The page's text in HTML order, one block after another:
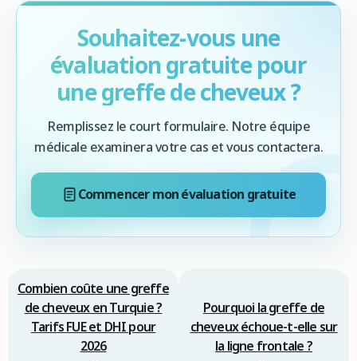
Souhaitez-vous une
évaluation gratuite pour
une greffe de cheveux ?
Remplissez le court formulaire. Notre équipe
médicale examinera votre cas et vous contactera.
Commencer mon évaluation gratuite
Combien coûte une greffe
de cheveux en Turquie ?
Tarifs FUE et DHI pour
2026
Pourquoi la greffe de
cheveux échoue-t-elle sur
la ligne frontale ?